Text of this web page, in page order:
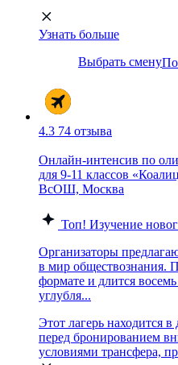
Узнать больше
Выбрать смену
4.3 74 отзыва
Онлайн-интенсив по
для 9-11 классов
ВсОШ, Москва
Топ! Изучение
Организаторы
в мир обществознания.
формате и длится
углубля...
Этот лагерь находится
перед бронированием
условиями трансфера,